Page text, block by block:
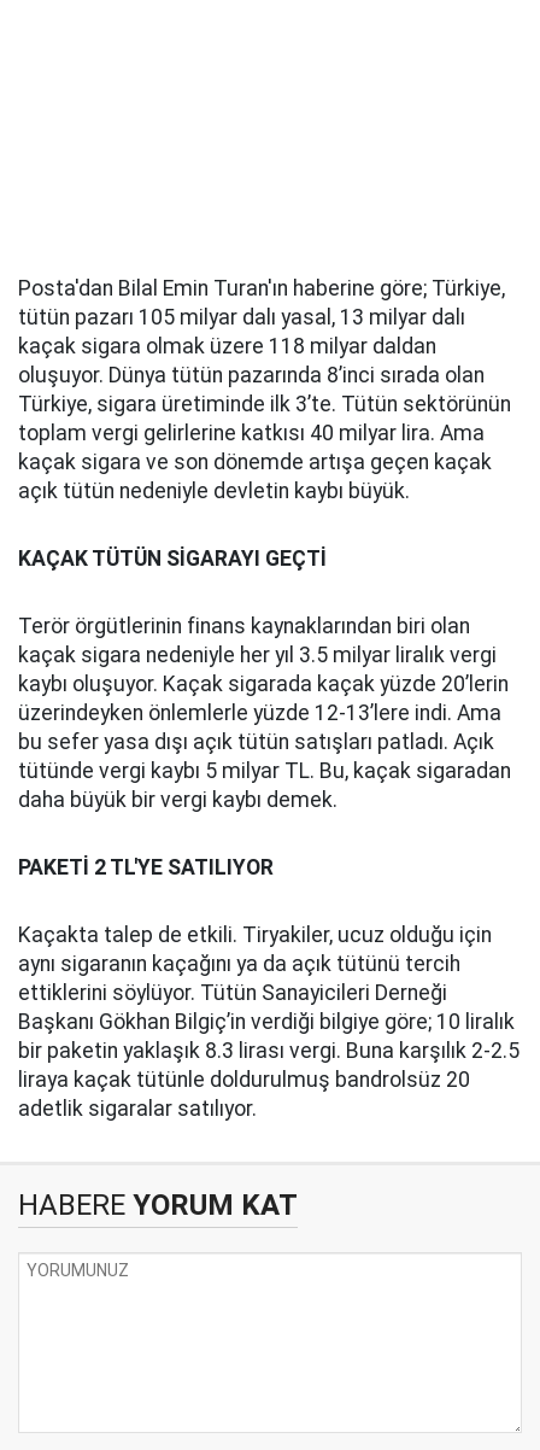
Posta'dan Bilal Emin Turan'ın haberine göre; Türkiye,
tütün pazarı 105 milyar dalı yasal, 13 milyar dalı
kaçak sigara olmak üzere 118 milyar daldan
oluşuyor. Dünya tütün pazarında 8’inci sırada olan
Türkiye, sigara üretiminde ilk 3’te. Tütün sektörünün
toplam vergi gelirlerine katkısı 40 milyar lira. Ama
kaçak sigara ve son dönemde artışa geçen kaçak
açık tütün nedeniyle devletin kaybı büyük.
KAÇAK TÜTÜN SİGARAYI GEÇTİ
Terör örgütlerinin finans kaynaklarından biri olan
kaçak sigara nedeniyle her yıl 3.5 milyar liralık vergi
kaybı oluşuyor. Kaçak sigarada kaçak yüzde 20’lerin
üzerindeyken önlemlerle yüzde 12-13’lere indi. Ama
bu sefer yasa dışı açık tütün satışları patladı. Açık
tütünde vergi kaybı 5 milyar TL. Bu, kaçak sigaradan
daha büyük bir vergi kaybı demek.
PAKETİ 2 TL'YE SATILIYOR
Kaçakta talep de etkili. Tiryakiler, ucuz olduğu için
aynı sigaranın kaçağını ya da açık tütünü tercih
ettiklerini söylüyor. Tütün Sanayicileri Derneği
Başkanı Gökhan Bilgiç’in verdiği bilgiye göre; 10 liralık
bir paketin yaklaşık 8.3 lirası vergi. Buna karşılık 2-2.5
liraya kaçak tütünle doldurulmuş bandrolsüz 20
adetlik sigaralar satılıyor.
HABERE YORUM KAT